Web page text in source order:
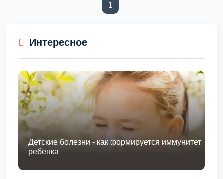
1
(current)
Интересное
Детские болезни - как формируется иммунитет
ребенка